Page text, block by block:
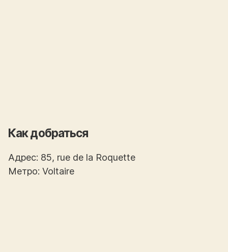
Как добраться
Адрес: 85, rue de la Roquette
Метро: Voltaire